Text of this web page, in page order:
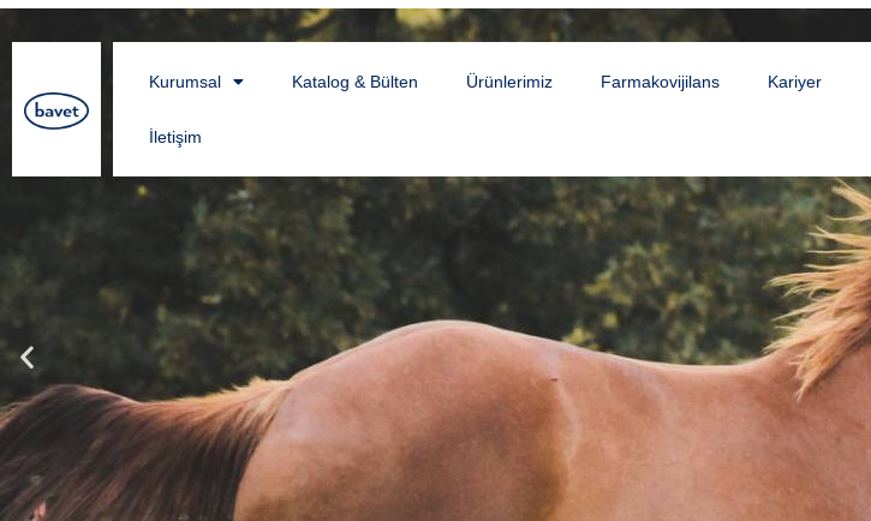
Kurumsal Katalog & Bülten Ürünlerimiz Farmakovijilans Kariyer
İletişim